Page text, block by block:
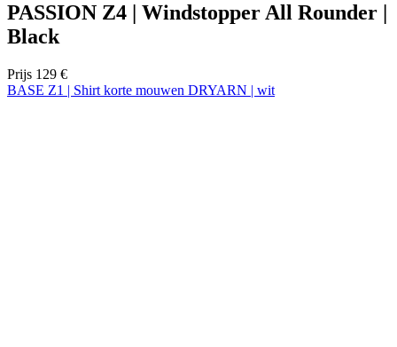
PASSION Z4 | Windstopper All Rounder |
Black
Prijs 129 €
BASE Z1 | Shirt korte mouwen DRYARN | wit